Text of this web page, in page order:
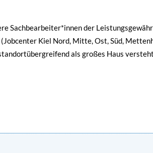
Sachbearbeiter*innen der
Kiel Nord, Mitte, Ost, Süd,
als großes Haus